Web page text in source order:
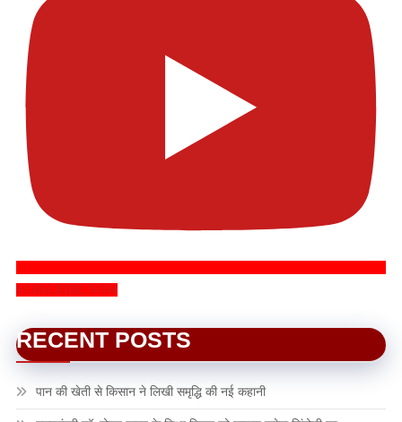
SUBSCRIBE NOW
RECENT POSTS
पान की खेती से किसान ने लिखी समृद्धि की नई कहानी